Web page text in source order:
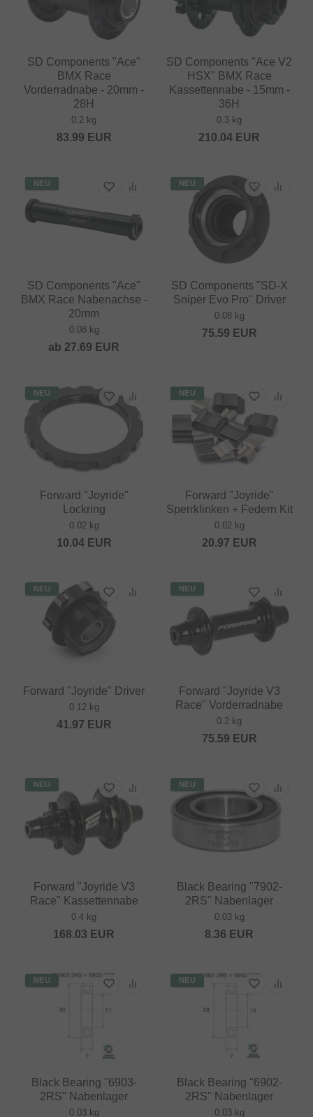
SD Components "Ace"
BMX Race
Vorderradnabe - 20mm -
28H
0.2 kg
83.99 EUR
SD Components "Ace V2
HSX" BMX Race
Kassettennabe - 15mm -
36H
0.3 kg
210.04 EUR
NEU
SD Components "Ace"
BMX Race Nabenachse -
20mm
0.08 kg
ab 27.69 EUR
NEU
SD Components "SD-X
Sniper Evo Pro" Driver
0.08 kg
75.59 EUR
NEU
Forward "Joyride"
Lockring
0.02 kg
10.04EUR
NEU
Forward "Joyride"
Sperrklinken + Federn Kit
0.02 kg
20.97 EUR
NEU
Forward "Joyride" Driver
0.12 kg
41.97 EUR
NEU
Forward "Joyride V3
Race" Vorderradnabe
0.2 kg
75.59 EUR
NEU
Forward "Joyride V3
Race" Kassettennabe
0.4 kg
168.03 EUR
NEU
Black Bearing "7902-
2RS" Nabenlager
0.03 kg
8.36 EUR
NEU
Black Bearing "6903-
2RS" Nabenlager
0.03 kg
NEU
Black Bearing "6902-
2RS" Nabenlager
0.03 kg